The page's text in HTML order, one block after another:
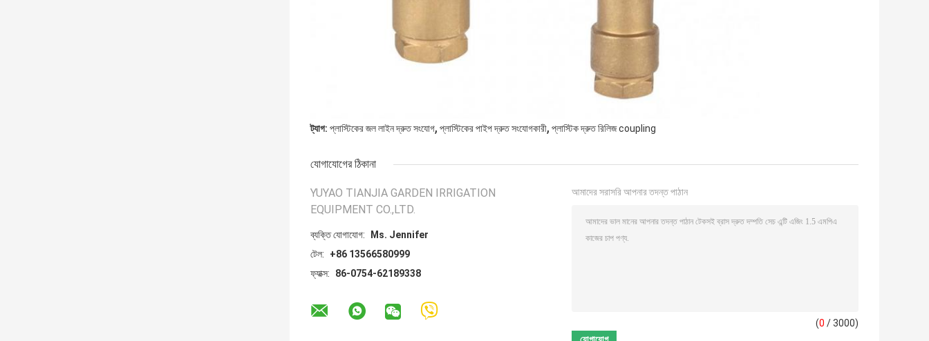
ট্যাগ: প্লাস্টিকের জল লাইন দ্রুত সংযোগ, প্লাস্টিকের পাইপ দ্রুত সংযোগকারী, প্লাস্টিক দ্রুত রিলিজ coupling
যোগাযোগের ঠিকানা
YUYAO TIANJIA GARDEN IRRIGATION
EQUIPMENT CO.,LTD.
ব্যক্তি যোগাযোগ:
Ms. Jennifer
টেল:
+86 13566580999
ফ্যাক্স:
86-0754-62189338
আমাদের সরাসরি আপনার তদন্ত পাঠান
(0 / 3000)